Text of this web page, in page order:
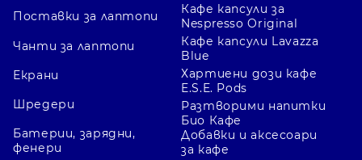
Как да изберете между папка
и клипборд
Нужна ли е опора за писане?
Ако ще попълвате формуляри или
записки извън работно място,
Поставки за лаптопи
Чанти за лаптопи
Екрани
Шредери
Батерии, зарядни,
фенери
Кафе капсули за
Nespresso Original
Кафе капсули Lavazza
Blue
Хартиени дози кафе
E.S.E. Pods
Разтворими напитки
Био Кафе
Добавки и аксесоари
за кафе